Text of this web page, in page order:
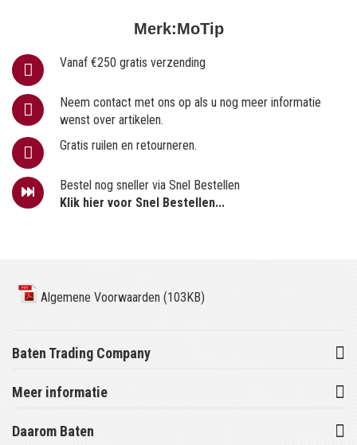
Merk:MoTip
Vanaf €250 gratis verzending
Neem contact met ons op als u nog meer informatie
wenst over artikelen.
Gratis ruilen en retourneren.
Bestel nog sneller via Snel Bestellen
Klik hier voor Snel Bestellen...
Algemene Voorwaarden (103KB)
Baten Trading Company
Meer informatie
Daarom Baten